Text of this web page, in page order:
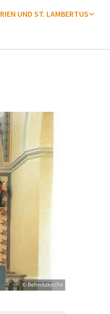
UND ST. LAMBERTUS
© Behnitzkirche